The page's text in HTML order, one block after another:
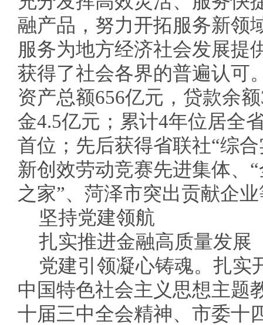
融产品，努力开拓服务新领
服务为地方经济社会发展提
获得了社会各界的普遍认可
资产总额656亿元，贷款余
金4.5亿元；累计4年位居全
首位；先后获得省联社“综
新创效劳动竞赛先进集体、
之家”、菏泽市突出贡献企
坚持党建领航
扎实推进金融高质量发展
党建引领凝心铸魂。扎实
中国特色社会主义思想主题
十届三中全会精神、市委十